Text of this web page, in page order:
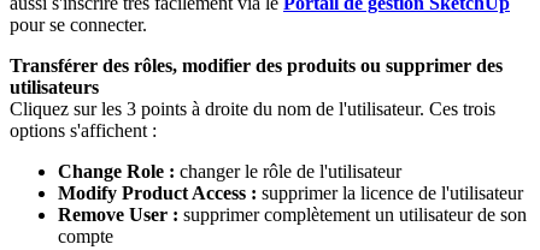
pour se connecter.
Transférer des rôles, modifier des produits ou supprimer des
utilisateurs
Cliquez sur les 3 points à droite du nom de l'utilisateur. Ces trois
options s'affichent :
Change Role : changer le rôle de l'utilisateur
Modify Product Access : supprimer la licence de l'utilisateur
Remove User : supprimer complètement un utilisateur de son
compte